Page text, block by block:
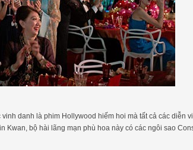
danh là phim Hollywood hiếm hoi mà tất cả các diễn
bộ hài lãng mạn phù hoa này có các ngôi sao